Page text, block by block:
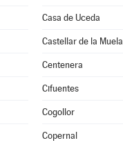
Casa de Uceda
Castellar de la Muela
Centenera
Cifuentes
Cogollor
Copernal